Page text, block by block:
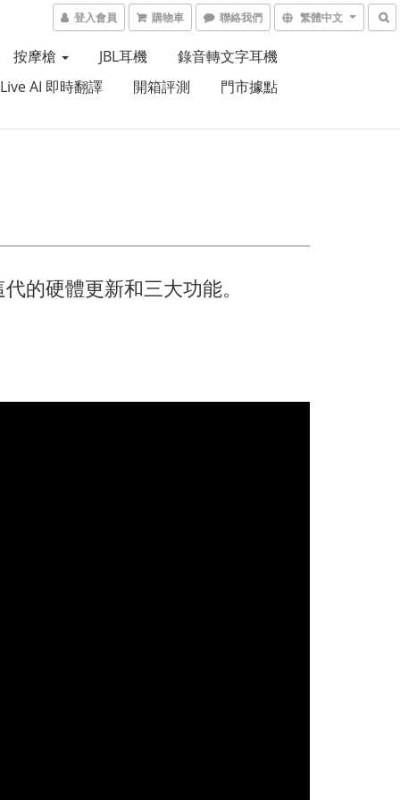
登入會員 購物車 聯絡我們 繁體中文
按摩槍 JBL耳機
錄音轉文字耳機
AI 即時翻譯
開箱評測 門市據點
的硬體更新和三大功能。